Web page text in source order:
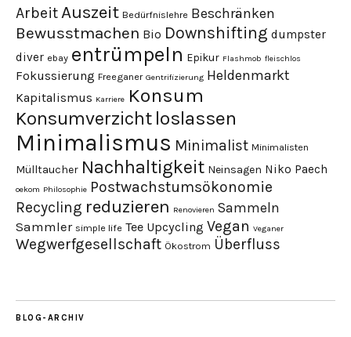
ArbeitAuszeit Bedürfnislehre Beschränken
Bewusstmachen Bio Downshifting dumpster
diver ebay entrümpeln Epikur Flashmob fleischlos
Fokussierung Freeganer Gentrifizierung Heldenmarkt
Kapitalismus Karriere Konsum
Konsumverzicht loslassen
Minimalismus Minimalist Minimalisten
Mülltaucher Nachhaltigkeit Neinsagen Niko Paech
oekom Philosophie Postwachstumsökonomie
Recycling reduzieren Renovieren Sammeln
Sammler simple life Tee Upcycling Vegan Veganer
Wegwerfgesellschaft Ökostrom Überfluss
BLOG-ARCHIV